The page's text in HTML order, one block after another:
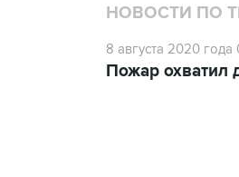
НОВОСТИ ПО
8 августа 2020 года
Пожар охватил